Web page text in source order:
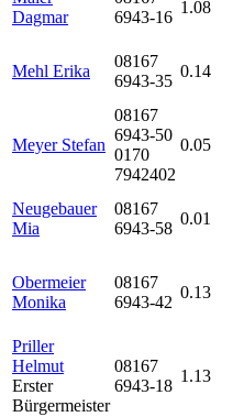
Dagmar
6943-16
1.08
Mehl Erika
08167
6943-35
0.14
Meyer Stefan
08167
6943-50
0170
7942402
0.05
Neugebauer
Mia
08167
6943-58
0.01
Obermeier
Monika
08167
6943-42
0.13
Priller
Helmut
Erster
Bürgermeister
08167
6943-18
1.13